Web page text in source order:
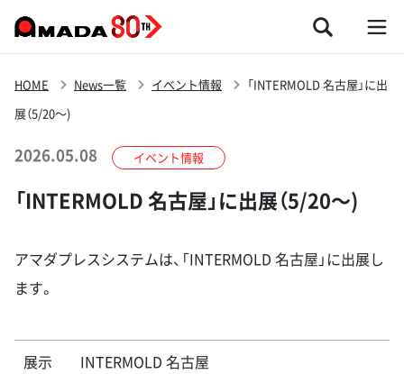
HOME News一覧 イベント情報
「INTERMOLD 名古屋」に出
展（5/20～)
2026.05.08 イベント情報
「INTERMOLD 名古屋」に出展（5/20～)
アマダプレスシステムは、「INTERMOLD 名古屋」に出展し
ます。
展示
INTERMOLD 名古屋